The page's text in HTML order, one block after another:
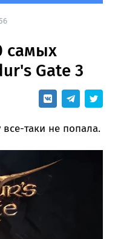
самых
Gate 3
таки не попала.